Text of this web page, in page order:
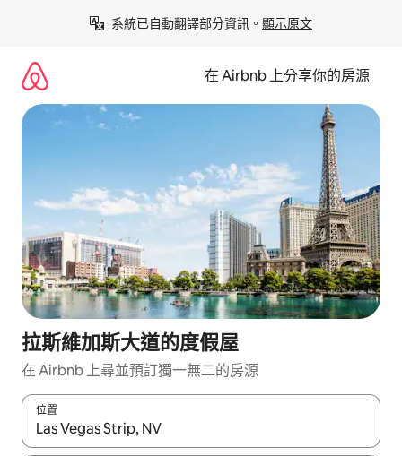
系統已自動翻譯部分資訊。 顯示原文
在 Airbnb 上分享你的房源
拉斯維加斯大道的度假屋
在 Airbnb 上尋並預訂獨一無二的房源
位置
如有搜尋結果，瀏覽內容時請使用上下箭頭，或輕點、滑動裝置。